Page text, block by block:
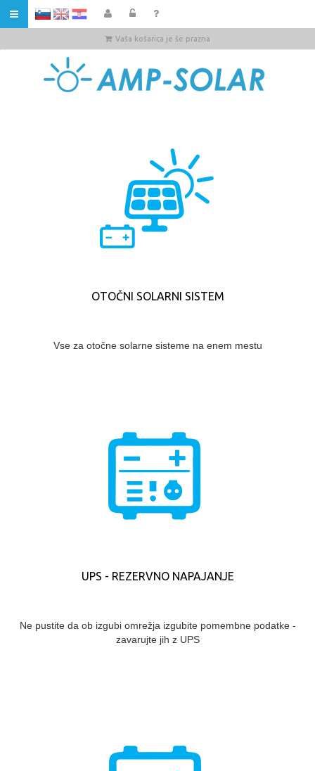
HR
Vaša košarica je še prazna
OTOČNI SOLARNI SISTEM
Vse za otočne solarne sisteme na enem mestu
UPS - REZERVNO NAPAJANJE
Ne pustite da ob izgubi omrežja izgubite pomembne podatke -
zavarujte jih z UPS